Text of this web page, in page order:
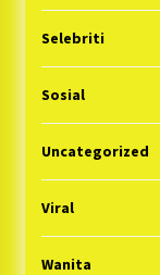
Selebriti
Sosial
Uncategorized
Viral
Wanita